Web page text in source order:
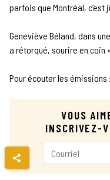
parfois que Montréal, c’est
Geneviève Béland, dans
a rétorqué, sourire en coin
Pour écouter les émissions :
VOUS
INSCRIVEZ-
Entrez votre courriel